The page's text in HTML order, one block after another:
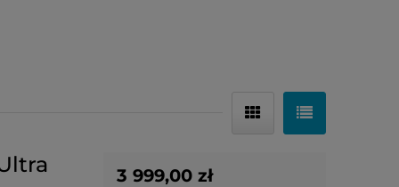
3 999,00 zł